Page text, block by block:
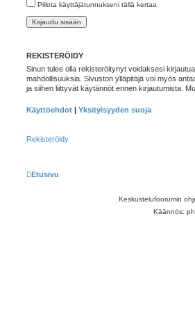
Piilota käyttäjätunnukseni tällä kertaa
REKISTERÖIDY
Sinun tulee olla rekisteröitynyt voidaksesi
mahdollisuuksia. Sivuston ylläpitäjä voi myös
ja siihen liittyvät käytännöt ennen kirjautumista.
Käyttöehdot | Yksityisyyden suoja
Rekisteröidy
Etusivu
Keskustelufoorumin
Käännös: